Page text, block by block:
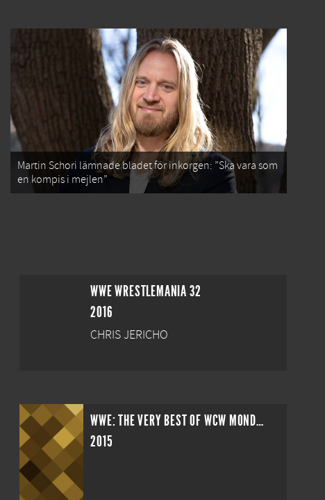
Martin Schori lämnade bladet för inkorgen: ”Ska vara som
en kompis i mejlen”
WWE WRESTLEMANIA 32
2016
CHRIS JERICHO
WWE: THE VERY BEST OF WCW MONDAY NITRO VOLUME 3
2015